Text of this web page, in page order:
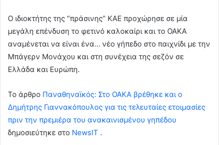
Ο ιδιοκτήτης της “πράσινης” ΚΑΕ προχώρησε σε μία
μεγάλη επένδυση το φετινό καλοκαίρι και το ΟΑΚΑ
αναμένεται να είναι ένα… νέο γήπεδο στο παιχνίδι με την
Μπάγερν Μονάχου και στη συνέχεια της σεζόν σε
Ελλάδα και Ευρώπη.
To άρθρο Παναθηναϊκός: Στο ΟΑΚΑ βρέθηκε και ο
Δημήτρης Γιαννακόπουλος για τις τελευταίες ετοιμασίες
πριν την πρεμιέρα του ανακαινισμένου γηπέδου
δημοσιεύτηκε στο NewsIT .